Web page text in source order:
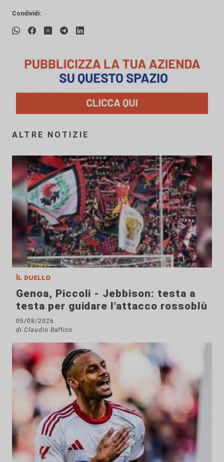
Condividi:
ALTRE NOTIZIE
Il duello
Genoa, Piccoli - Jebbison: testa a
testa per guidare l'attacco rossoblù
05/08/2026
di Claudio Baffico